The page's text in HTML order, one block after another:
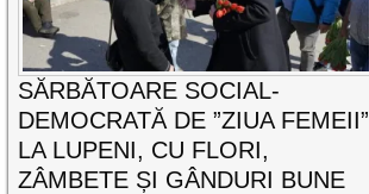
SĂRBĂTOARE SOCIAL-
DEMOCRATĂ DE ”ZIUA FEMEII”
LA LUPENI, CU FLORI,
ZÂMBETE ȘI GÂNDURI BUNE